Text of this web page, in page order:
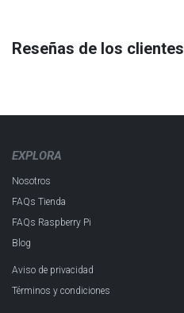
Reseñas de los clientes
EXPLORA
Nosotros
FAQs Tienda
FAQs Raspberry Pi
Blog
Aviso de privacidad
Términos y condiciones